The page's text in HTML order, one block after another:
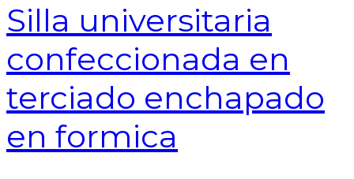
Silla universitaria
confeccionada en
terciado enchapado
en formica